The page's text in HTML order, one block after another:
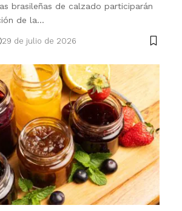
brasileñas de calzado participarán
de la…
29 de julio de 2026